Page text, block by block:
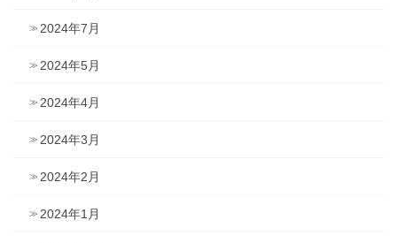
2024年7月
2024年5月
2024年4月
2024年3月
2024年2月
2024年1月